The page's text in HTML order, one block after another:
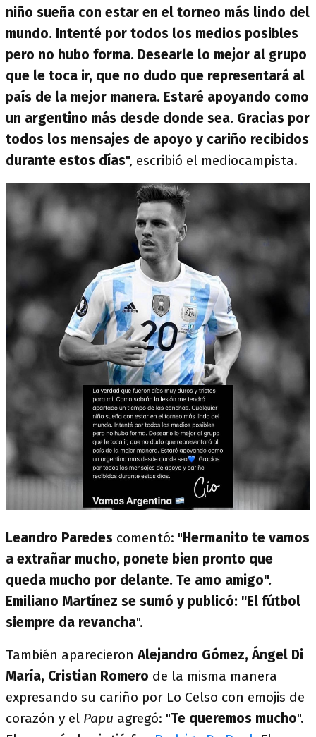
niño sueña con estar en el torneo más lindo del
mundo. Intenté por todos los medios posibles
pero no hubo forma. Desearle lo mejor al grupo
que le toca ir, que no dudo que representará al
país de la mejor manera. Estaré apoyando como
un argentino más desde donde sea. Gracias por
todos los mensajes de apoyo y cariño recibidos
durante estos días", escribió el mediocampista.
Leandro Paredes comentó: "Hermanito te vamos
a extrañar mucho, ponete bien pronto que
queda mucho por delante. Te amo amigo".
Emiliano Martínez se sumó y publicó: "El fútbol
siempre da revancha".
También aparecieronAlejandro Gómez, Ángel Di
María, Cristian Romero de la misma manera
expresando su cariño por Lo Celso con emojis de
corazón y el Papu agregó: "Te queremos mucho".